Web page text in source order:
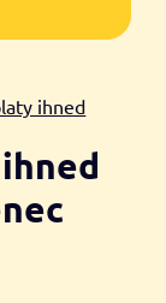
ihned